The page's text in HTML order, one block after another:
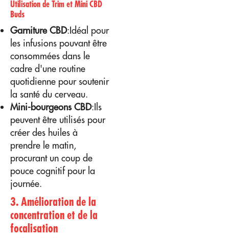
Utilisation de Trim et Mini CBD
Buds
Garniture CBD:Idéal pour
les infusions pouvant être
consommées dans le
cadre d'une routine
quotidienne pour soutenir
la santé du cerveau.
Mini-bourgeons CBD:Ils
peuvent être utilisés pour
créer des huiles à
prendre le matin,
procurant un coup de
pouce cognitif pour la
journée.
3. Amélioration de la
concentration et de la
focalisation